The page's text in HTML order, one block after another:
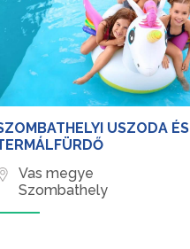
USZODA ÉS
Vas megye
Szombathely